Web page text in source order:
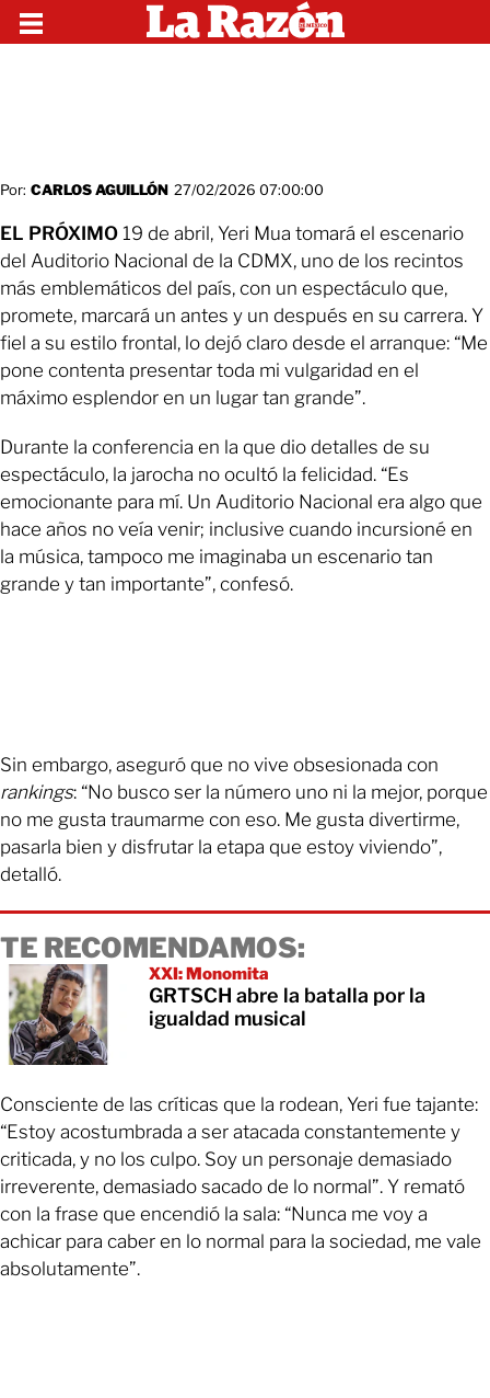
Por: CARLOS AGUILLÓN 27/02/2026 07:00:00
EL PRÓXIMO 19 de abril, Yeri Mua tomará el escenario
del Auditorio Nacional de la CDMX, uno de los recintos
más emblemáticos del país, con un espectáculo que,
promete, marcará un antes y un después en su carrera. Y
fiel a su estilo frontal, lo dejó claro desde el arranque: “Me
pone contenta presentar toda mi vulgaridad en el
máximo esplendor en un lugar tan grande”.
Durante la conferencia en la que dio detalles de su
espectáculo, la jarocha no ocultó la felicidad. “Es
emocionante para mí. Un Auditorio Nacional era algo que
hace años no veía venir; inclusive cuando incursioné en
la música, tampoco me imaginaba un escenario tan
grande y tan importante”, confesó.
Sin embargo, aseguró que no vive obsesionada con
rankings: “No busco ser la número uno ni la mejor, porque
no me gusta traumarme con eso. Me gusta divertirme,
pasarla bien y disfrutar la etapa que estoy viviendo”,
detalló.
TE RECOMENDAMOS:
XXI: Monomita
GRTSCH abre la batalla por la
igualdad musical
Consciente de las críticas que la rodean, Yeri fue tajante:
“Estoy acostumbrada a ser atacada constantemente y
criticada, y no los culpo. Soy un personaje demasiado
irreverente, demasiado sacado de lo normal”. Y remató
con la frase que encendió la sala: “Nunca me voy a
achicar para caber en lo normal para la sociedad, me vale
absolutamente”.